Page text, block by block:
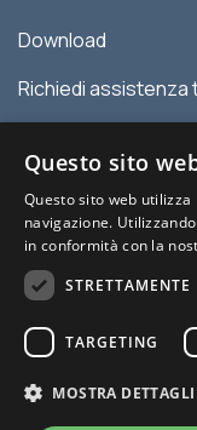
Download
Richiedi assistenza
Condizioni generali
© 2026 MYDATEC |
Questo sito
Questo sito web
navigazione.
in conformità con la
STRETTAMENTE
TARGETING
MOSTRA DETTAGLI